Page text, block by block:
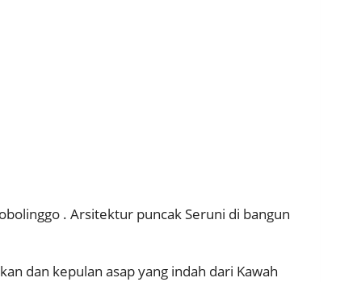
. Arsitektur puncak Seruni di bangun
dan kepulan asap yang indah dari Kawah